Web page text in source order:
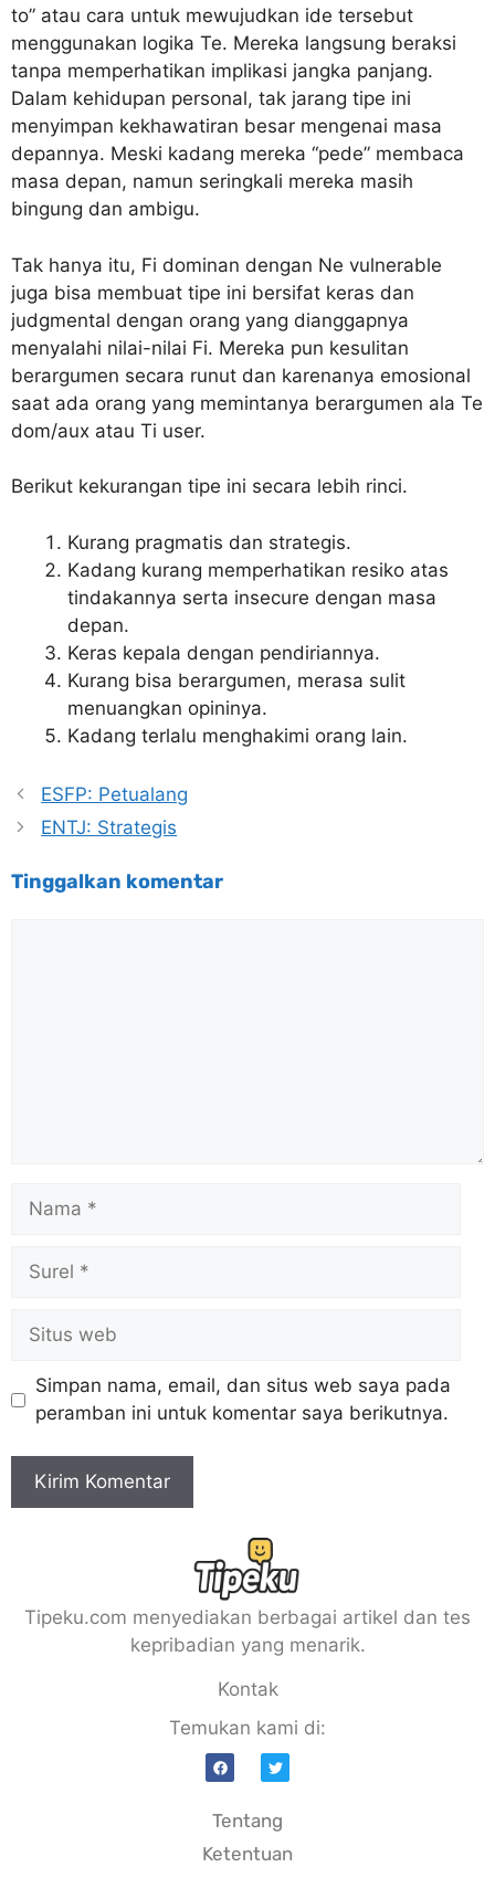
to” atau cara untuk mewujudkan ide tersebut
menggunakan logika Te. Mereka langsung beraksi
tanpa memperhatikan implikasi jangka panjang.
Dalam kehidupan personal, tak jarang tipe ini
menyimpan kekhawatiran besar mengenai masa
depannya. Meski kadang mereka “pede” membaca
masa depan, namun seringkali mereka masih
bingung dan ambigu.
Tak hanya itu, Fi dominan dengan Ne vulnerable
juga bisa membuat tipe ini bersifat keras dan
judgmental dengan orang yang dianggapnya
menyalahi nilai-nilai Fi. Mereka pun kesulitan
berargumen secara runut dan karenanya emosional
saat ada orang yang memintanya berargumen ala Te
dom/aux atau Ti user.
Berikut kekurangan tipe ini secara lebih rinci.
Kurang pragmatis dan strategis.
Kadang kurang memperhatikan resiko atas
tindakannya serta insecure dengan masa
depan.
Keras kepala dengan pendiriannya.
Kurang bisa berargumen, merasa sulit
menuangkan opininya.
Kadang terlalu menghakimi orang lain.
ESFP: Petualang
ENTJ: Strategis
Tinggalkan komentar
Simpan nama, email, dan situs web saya pada
peramban ini untuk komentar saya berikutnya.
Tipeku.com menyediakan berbagai artikel dan tes
kepribadian yang menarik.
Kontak
Temukan kami di:
Tentang
Ketentuan